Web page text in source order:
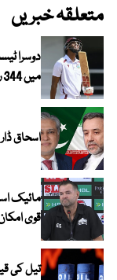
متعلقہ خبریں
دوسرا
میں 344 رنز پر آؤٹ
اسحاق
مائیک
قوی
تیل کی